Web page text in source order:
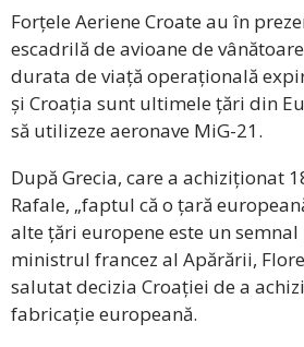
Forțele Aeriene Croate au în
escadrilă de avioane de
durata de viață operațională
și Croația sunt ultimele țări din
să utilizeze aeronave MiG-21.
După Grecia, care a achiziționat
Rafale, „faptul că o țară
alte țări europene este un
ministrul francez al Apărării,
salutat decizia Croației de a
fabricație europeană.